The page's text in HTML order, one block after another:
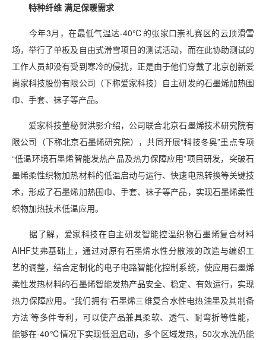
特种纤维 满足保暖需求
今年3月，在最低气温达-40℃的张家口崇礼赛区的云顶滑雪
场，举行了单板及自由式滑雪项目的测试活动，而在此协助测试的
工作人员却没有受到寒冷的侵扰，正是由于他们穿戴了北京创新爱
尚家科技股份有限公司（下称爱家科技）自主研发的石墨烯加热围
巾、手套、袜子等产品。
爱家科技董秘贺洪影介绍，公司联合北京石墨烯技术研究院有
限公司（下称北京石墨烯研究院），共同开展“科技冬奥”重点专项
“低温环境石墨烯智能发热产品及热力保障应用”项目研发，突破石
墨烯柔性织物加热材料的低温启动与运行、快速电热转换等关键技
术，形成了石墨烯加热围巾、手套、袜子等产品，实现石墨烯柔性
织物加热技术低温应用。
据了解，爱家科技在自主研发智能控温织物石墨烯复合材料
AIHF艾弗基础上，通过对原有石墨烯水性分散液的改造与编织工
艺的调整，结合定制化的电子电路智能化控制系统，使应用石墨烯
柔性发热材料的石墨烯智能发热产品安全、稳定、有效运行，实现
热力保障应用。“我们拥有‘石墨烯三维复合水性电热油墨及其制备
方法’等多件专利，可以使产品兼具柔软、透气、耐弯折等性能，
能够在-40℃情况下实现低温启动，多个区域发热，50次水洗仍能